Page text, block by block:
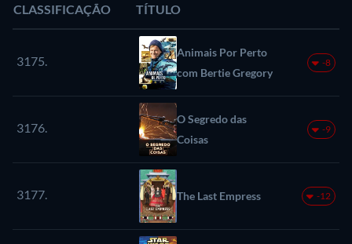
CLASSIFICAÇÃO TÍTULO
3175.
Animais Por Perto
com Bertie Gregory
-8
3176.
O Segredo das
Coisas
-9
3177. The Last Empress -12